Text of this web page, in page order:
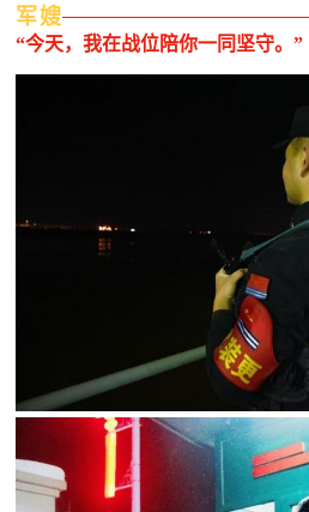
防
知
全
民
民
国
子
兵
国
防
军嫂
“今天，我在战位陪你一同坚守。”